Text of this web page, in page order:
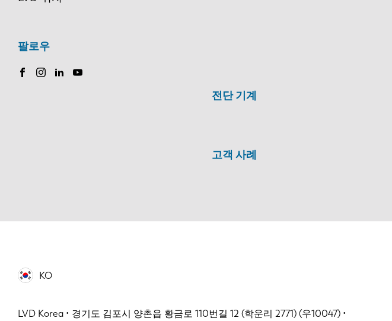
팔로우
전단 기계
고객 사례
KO
LVD Korea • 경기도 김포시 양촌읍 황금로 110번길 12 (학운리 2771) (우10047) •